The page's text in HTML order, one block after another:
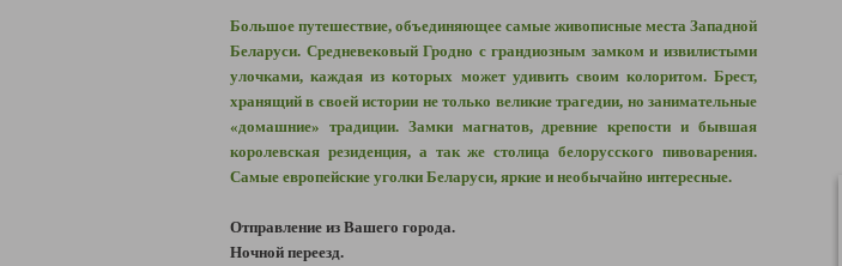
Большое путешествие, объединяющее самые живописные места Западной
Беларуси. Средневековый Гродно с грандиозным замком и извилистыми
улочками, каждая из которых может удивить своим колоритом. Брест,
хранящий в своей истории не только великие трагедии, но занимательные
«домашние» традиции. Замки магнатов, древние крепости и бывшая
королевская резиденция, а так же столица белорусского пивоварения.
Самые европейские уголки Беларуси, яркие и необычайно интересные.
Отправление из Вашего города.
Ночной переезд.